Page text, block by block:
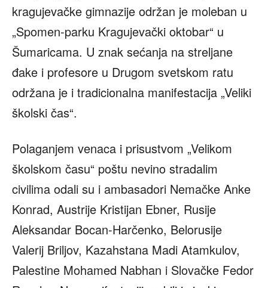
kragujevačke gimnazije održan je moleban u
„Spomen-parku Kragujevački oktobar“ u
Šumaricama. U znak sećanja na streljane
đake i profesore u Drugom svetskom ratu
održana je i tradicionalna manifestacija „Veliki
školski čas“.
Polaganjem venaca i prisustvom „Velikom
školskom času“ poštu nevino stradalim
civilima odali su i ambasadori Nemačke Anke
Konrad, Austrije Kristijan Ebner, Rusije
Aleksandar Bocan-Harčenko, Belorusije
Valerij Briljov, Kazahstana Madi Atamkulov,
Palestine Mohamed Nabhan i Slovačke Fedor